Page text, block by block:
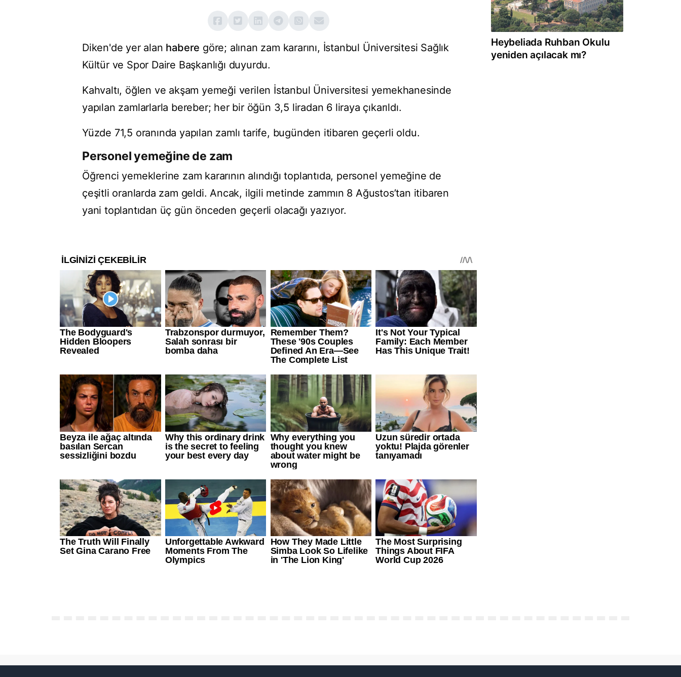
Diken'de yer alan habere göre; alınan zam kararını, İstanbul Üniversitesi Sağlık
Kültür ve Spor Daire Başkanlığı duyurdu.
Kahvaltı, öğlen ve akşam yemeği verilen İstanbul Üniversitesi yemekhanesinde
yapılan zamlarlarla bereber; her bir öğün 3,5 liradan 6 liraya çıkarıldı.
Yüzde 71,5 oranında yapılan zamlı tarife, bugünden itibaren geçerli oldu.
Personel yemeğine de zam
Öğrenci yemeklerine zam kararının alındığı toplantıda, personel yemeğine de
çeşitli oranlarda zam geldi. Ancak, ilgili metinde zammın 8 Ağustos’tan itibaren
yani toplantıdan üç gün önceden geçerli olacağı yazıyor.
Heybeliada Ruhban Okulu
yeniden açılacak mı?